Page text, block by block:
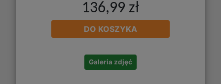
136,99 zł
DO KOSZYKA
Galeria zdjęć